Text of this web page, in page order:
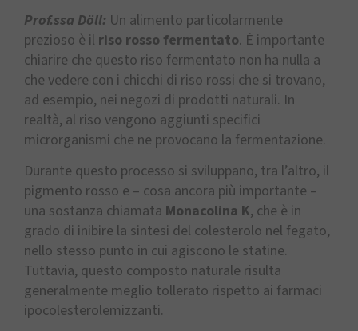
Prof.ssa Döll: Un alimento particolarmente
prezioso è il riso rosso fermentato. È importante
chiarire che questo riso fermentato non ha nulla a
che vedere con i chicchi di riso rossi che si trovano,
ad esempio, nei negozi di prodotti naturali. In
realtà, al riso vengono aggiunti specifici
microrganismi che ne provocano la fermentazione.
Durante questo processo si sviluppano, tra l’altro, il
pigmento rosso e – cosa ancora più importante –
una sostanza chiamata Monacolina K, che è in
grado di inibire la sintesi del colesterolo nel fegato,
nello stesso punto in cui agiscono le statine.
Tuttavia, questo composto naturale risulta
generalmente meglio tollerato rispetto ai farmaci
ipocolesterolemizzanti.